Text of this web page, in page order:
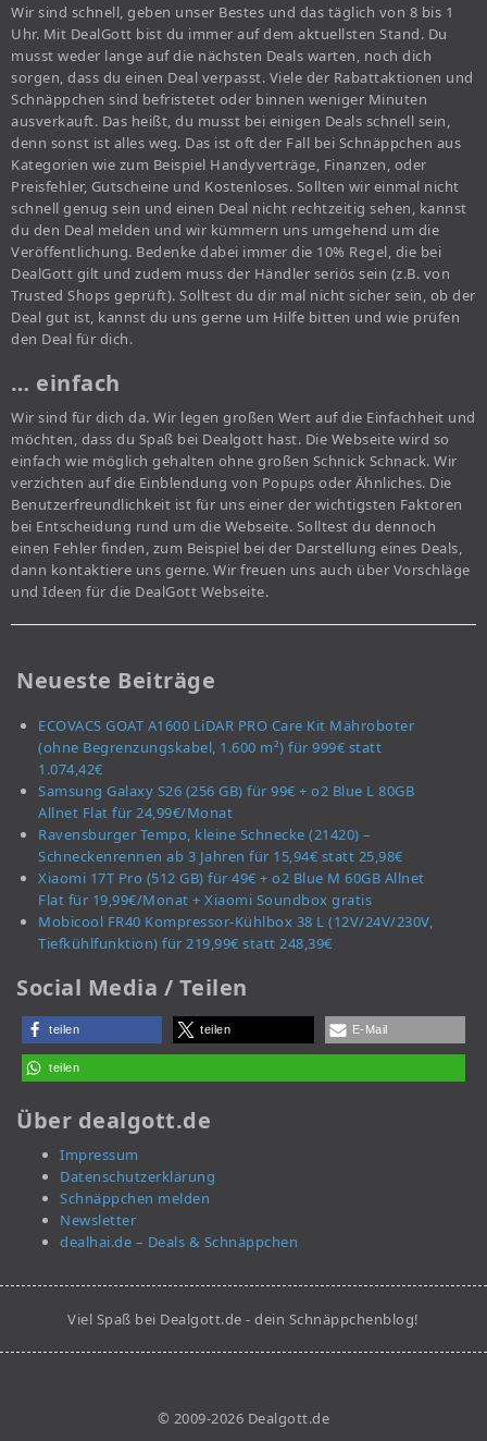
Wir sind schnell, geben unser Bestes und das täglich von 8 bis 1
Uhr. Mit DealGott bist du immer auf dem aktuellsten Stand. Du
musst weder lange auf die nächsten Deals warten, noch dich
sorgen, dass du einen Deal verpasst. Viele der Rabattaktionen und
Schnäppchen sind befristetet oder binnen weniger Minuten
ausverkauft. Das heißt, du musst bei einigen Deals schnell sein,
denn sonst ist alles weg. Das ist oft der Fall bei Schnäppchen aus
Kategorien wie zum Beispiel Handyverträge, Finanzen, oder
Preisfehler, Gutscheine und Kostenloses. Sollten wir einmal nicht
schnell genug sein und einen Deal nicht rechtzeitig sehen, kannst
du den Deal melden und wir kümmern uns umgehend um die
Veröffentlichung. Bedenke dabei immer die 10% Regel, die bei
DealGott gilt und zudem muss der Händler seriös sein (z.B. von
Trusted Shops geprüft). Solltest du dir mal nicht sicher sein, ob der
Deal gut ist, kannst du uns gerne um Hilfe bitten und wie prüfen
den Deal für dich.
… einfach
Wir sind für dich da. Wir legen großen Wert auf die Einfachheit und
möchten, dass du Spaß bei Dealgott hast. Die Webseite wird so
einfach wie möglich gehalten ohne großen Schnick Schnack. Wir
verzichten auf die Einblendung von Popups oder Ähnliches. Die
Benutzerfreundlichkeit ist für uns einer der wichtigsten Faktoren
bei Entscheidung rund um die Webseite. Solltest du dennoch
einen Fehler finden, zum Beispiel bei der Darstellung eines Deals,
dann kontaktiere uns gerne. Wir freuen uns auch über Vorschläge
und Ideen für die DealGott Webseite.
Neueste Beiträge
ECOVACS GOAT A1600 LiDAR PRO Care Kit Mähroboter
(ohne Begrenzungskabel, 1.600 m²) für 999€ statt
1.074,42€
Samsung Galaxy S26 (256 GB) für 99€ + o2 Blue L 80GB
Allnet Flat für 24,99€/Monat
Ravensburger Tempo, kleine Schnecke (21420) –
Schneckenrennen ab 3 Jahren für 15,94€ statt 25,98€
Xiaomi 17T Pro (512 GB) für 49€ + o2 Blue M 60GB Allnet
Flat für 19,99€/Monat + Xiaomi Soundbox gratis
Mobicool FR40 Kompressor-Kühlbox 38 L (12V/24V/230V,
Tiefkühlfunktion) für 219,99€ statt 248,39€
Social Media / Teilen
teilen teilen E-Mail
teilen
Über dealgott.de
Impressum
Datenschutzerklärung
Schnäppchen melden
Newsletter
dealhai.de – Deals & Schnäppchen
Viel Spaß bei Dealgott.de - dein Schnäppchenblog!
© 2009-2026 Dealgott.de